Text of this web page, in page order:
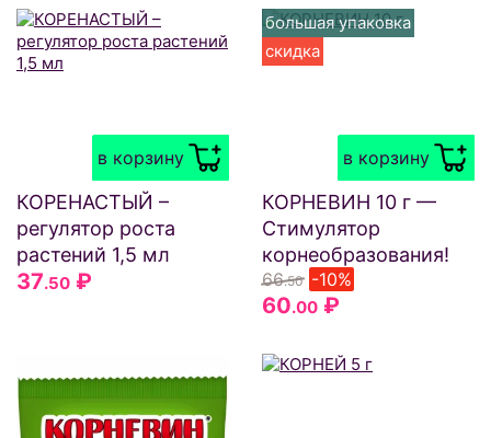
в корзину
КОРЕНАСТЫЙ –
регулятор роста
растений 1,5 мл
37.50 ₽
в корзину
большая упаковка
скидка
КОРНЕВИН 10 г —
Стимулятор
корнеобразования!
66.50 -10%
60.00 ₽